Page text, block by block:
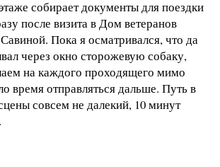
собирает документы для поездки
после визита в Дом ветеранов
Пока я осматривался, что да
через окно сторожевую собаку,
на каждого проходящего мимо
время отправляться дальше. Путь в
совсем не далекий, 10 минут